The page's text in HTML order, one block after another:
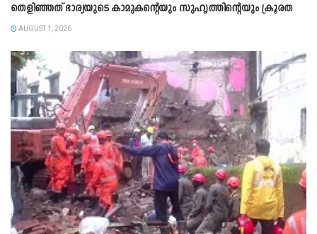
തെളിഞ്ഞത് ഭാര്യയുടെ കാമുകന്‍റെയും സുഹൃത്തിന്‍റെയും ക്രൂരത
AUGUST 1, 2026